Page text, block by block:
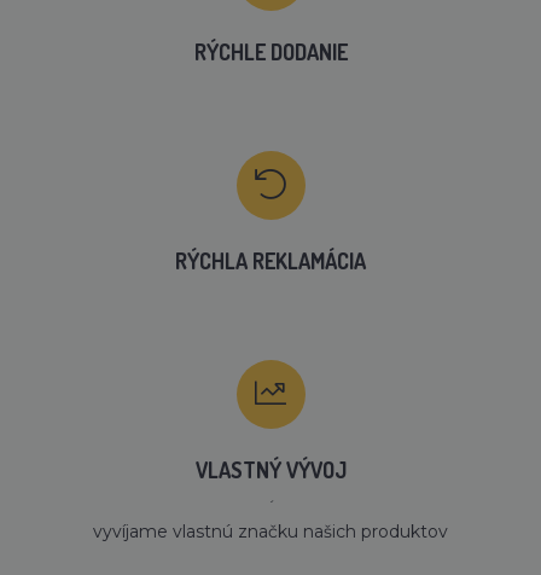
RÝCHLE DODANIE
RÝCHLA REKLAMÁCIA
VLASTNÝ VÝVOJ
´
vyvíjame vlastnú značku našich produktov